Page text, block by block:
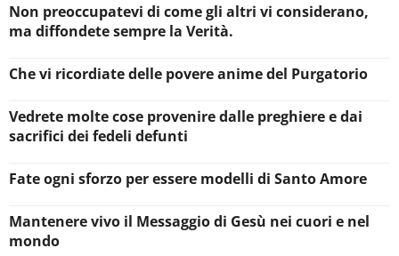
Non preoccupatevi di come gli altri vi considerano,
ma diffondete sempre la Verità.
Che vi ricordiate delle povere anime del Purgatorio
Vedrete molte cose provenire dalle preghiere e dai
sacrifici dei fedeli defunti
Fate ogni sforzo per essere modelli di Santo Amore
Mantenere vivo il Messaggio di Gesù nei cuori e nel
mondo